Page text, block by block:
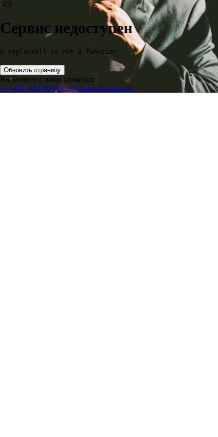
503
Сервис недоступен
e.replaceAll is not a function
Обновить страницу
Вы можете с нами связаться:
+7 (499) 418-00-40ebr@expert-business.ru